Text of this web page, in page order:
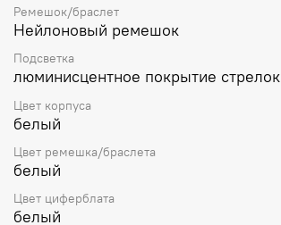
Ремешок/браслет
Нейлоновый ремешок
Подсветка
люминисцентное покрытие стрелок
Цвет корпуса
белый
Цвет ремешка/браслета
белый
Цвет циферблата
белый